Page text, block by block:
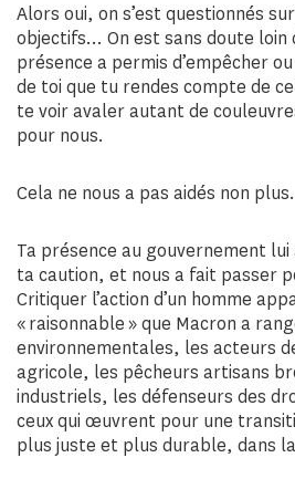
Alors oui, on s’est questionnés
objectifs… On est sans doute loin
présence a permis d’empêcher
de toi que tu rendes compte de
te voir avaler autant de
pour nous.
Cela ne nous a pas aidés non plus.
Ta présence au gouvernement lui
ta caution, et nous a fait passer
Critiquer l’action d’un homme
« raisonnable » que Macron a
environnementales, les acteurs
agricole, les pêcheurs artisans
industriels, les défenseurs des
ceux qui œuvrent pour une
plus juste et plus durable, dans